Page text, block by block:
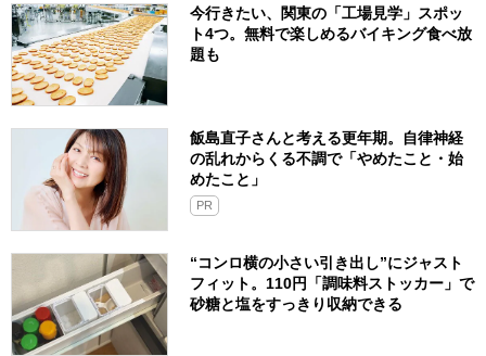
今行きたい、関東の「工場見学」スポッ
ト4つ。無料で楽しめるバイキング食べ放
題も
飯島直子さんと考える更年期。自律神経
の乱れからくる不調で「やめたこと・始
めたこと」
PR
“コンロ横の小さい引き出し”にジャスト
フィット。110円「調味料ストッカー」で
砂糖と塩をすっきり収納できる